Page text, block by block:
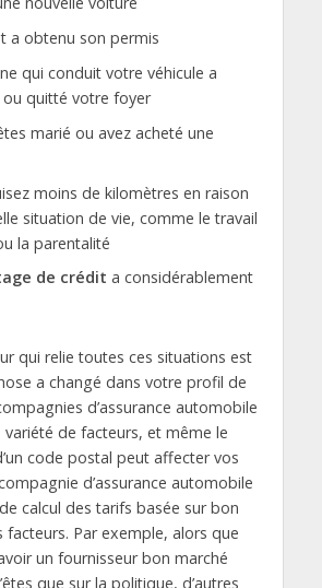
a obtenu son permis
qui conduit votre véhicule a
quitté votre foyer
marié ou avez acheté une
moins de kilomètres en raison
situation de vie, comme le travail
la parentalité
de crédit a considérablement
qui relie toutes ces situations est
a changé dans votre profil de
d’assurance automobile
de facteurs, et même le
code postal peut affecter vos
d’assurance automobile
calcul des tarifs basée sur bon
facteurs. Par exemple, alors que
un fournisseur bon marché
que sur la politique, d’autres